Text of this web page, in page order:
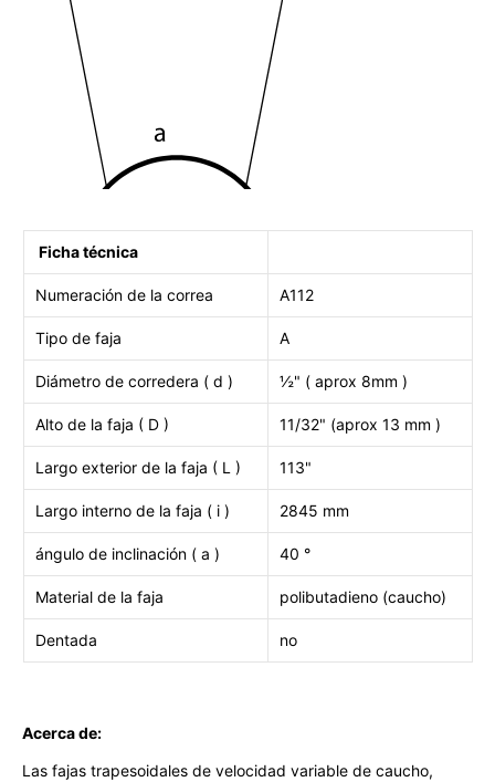
Ficha técnica
Numeración de la correa A112
Tipo de faja A
Diámetro de corredera ( d ) ½" ( aprox 8mm )
Alto de la faja ( D ) 11/32" (aprox 13 mm )
Largo exterior de la faja ( L ) 113"
Largo interno de la faja ( i ) 2845 mm
ángulo de inclinación ( a ) 40 °
Material de la faja polibutadieno (caucho)
Dentada no
Acerca de:
Las fajas trapesoidales de velocidad variable de caucho,